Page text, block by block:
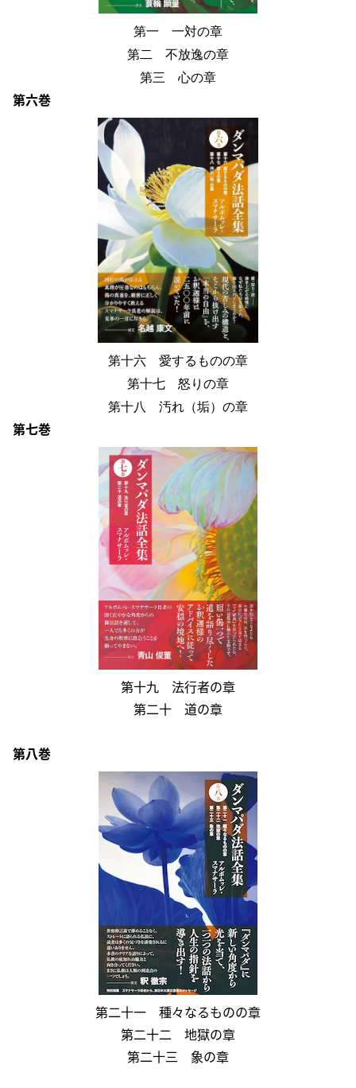
第一 一対の章
第二 不放逸の章
第三 心の章
第六巻
第十六 愛するものの章
第十七 怒りの章
第十八 汚れ（垢）の章
第七巻
第十九 法行者の章
第二十 道の章
第八巻
第二十一 種々なるものの章
第二十二 地獄の章
第二十三 象の章